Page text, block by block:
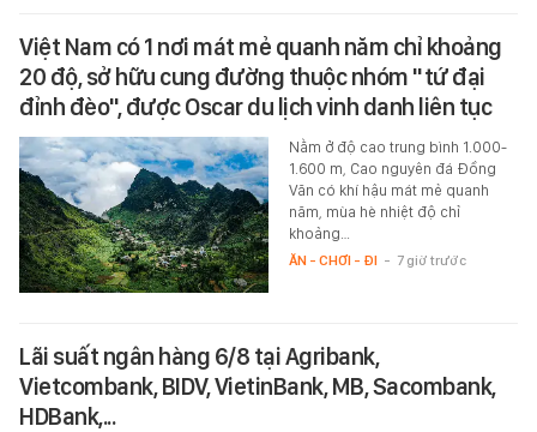
Việt Nam có 1 nơi mát mẻ quanh năm chỉ khoảng
20 độ, sở hữu cung đường thuộc nhóm "tứ đại
đỉnh đèo", được Oscar du lịch vinh danh liên tục
Nằm ở độ cao trung bình 1.000-
1.600 m, Cao nguyên đá Đồng
Văn có khí hậu mát mẻ quanh
năm, mùa hè nhiệt độ chỉ
khoảng…
ĂN - CHƠI - ĐI - 7 giờ trước
Lãi suất ngân hàng 6/8 tại Agribank,
Vietcombank, BIDV, VietinBank, MB, Sacombank,
HDBank,...